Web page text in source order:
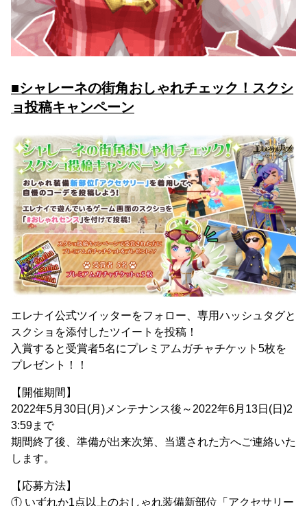
■シャレーネの街角おしゃれチェック！スクシ
ョ投稿キャンペーン
エレナイ公式ツイッターをフォロー、専用ハッシュタグと
スクショを添付したツイートを投稿！
入賞すると受賞者5名にプレミアムガチャチケット5枚を
プレゼント！！
【開催期間】
2022年5月30日(月)メンテナンス後～2022年6月13日(日)2
3:59まで
期間終了後、準備が出来次第、当選された方へご連絡いた
します。
【応募方法】
① いずれか1点以上のおしゃれ装備新部位「アクセサリー